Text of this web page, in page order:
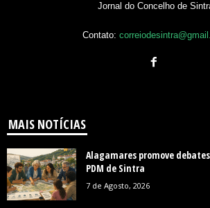
Jornal do Concelho de
Contato:
MAIS NOTÍCIAS
Alagamares promove
PDM de Sintra
7 de Agosto, 2026